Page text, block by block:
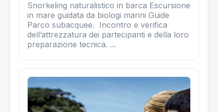
Snorkeling naturalistico in barca Escursione
in mare guidata da biologi marini Guide
Parco subacquee. Incontro e verifica
dell’attrezzatura dei partecipanti e della loro
preparazione tecnica. ...